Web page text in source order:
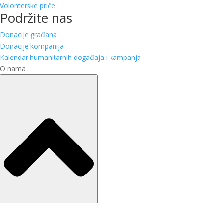
Volonterske priče
Podržite nas
Donacije građana
Donacije kompanija
Kalendar humanitarnih događaja i kampanja
O nama